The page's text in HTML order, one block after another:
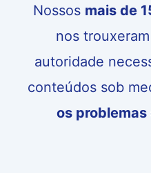
Nossos mais de
nos
autoridade
conteúdos sob
os